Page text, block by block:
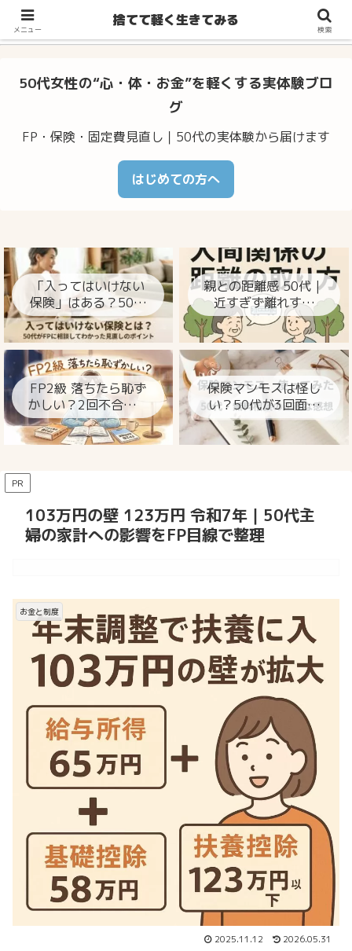
不安・体調のゆらぎ・お金の心配…50代からの暮らしをラクに整え
るヒント
50代女性の“心・体・お金”を軽くする実体験ブロ
グ
FP・保険・固定費見直し｜50代の実体験から届けます
はじめての方へ
「入ってはいけない
保険」はある？50代
がFPに相談してわか
った見直しのポイン
ト
親との距離感 50代｜
近すぎず離れすぎ
ず、心が楽になる整
FP2級 落ちたら恥ず
かしい？2回不合格の
私が今思うこと
保険マンモスは怪し
い？50代が3回面談
して分かった本当の
ところ
PR
103万円の壁 123万円 令和7年｜50代主
婦の家計への影響をFP目線で整理
お金と制度
2025.11.12 2026.05.31
メニュー
捨てて軽く生きてみる
検索